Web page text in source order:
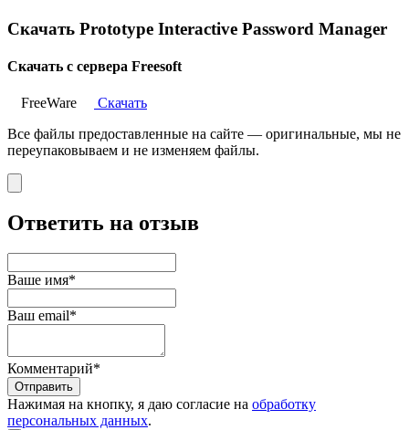
Скачать Prototype Interactive Password Manager
Скачать с сервера Freesoft
FreeWare
Скачать
Все файлы предоставленные на сайте — оригинальные, мы не
переупаковываем и не изменяем файлы.
Ответить на отзыв
Ваше имя*
Ваш email*
Комментарий*
Отправить
Нажимая на кнопку, я даю согласие на обработку
персональных данных.